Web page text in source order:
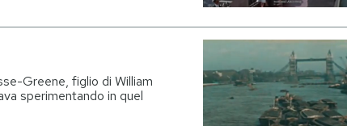
Greene, figlio di William
sperimentando in quel